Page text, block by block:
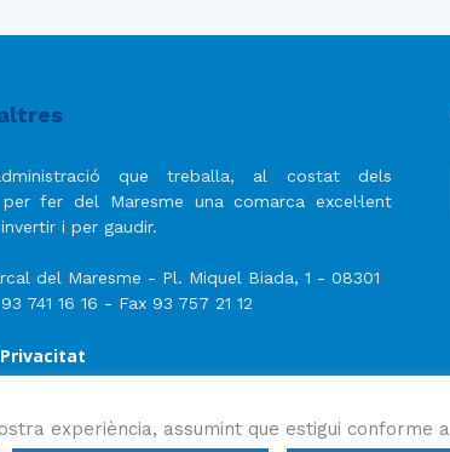
que treballa, al costat dels
per fer del Maresme una comarca excel·lent
i per gaudir.
del Maresme - Pl. Miquel Biada, 1 - 08301
741 16 16 - Fax 93 757 21 12
experiència, assumint que estigui conforme